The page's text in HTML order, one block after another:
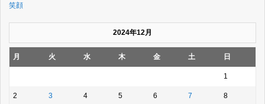
笑顔
2024年12月
月 火 水 木 金 土 日
1
2 3 4 5 6 7 8